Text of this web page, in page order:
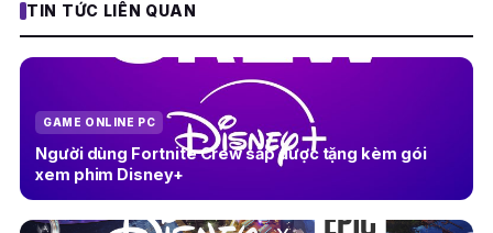
TIN TỨC LIÊN QUAN
GAME ONLINE PC
Người dùng Fortnite Crew sắp được tặng kèm gói
xem phim Disney+